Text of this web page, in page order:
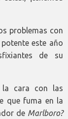
problemas con
este año
de su
la cara con las
que fuma en la
de Marlboro?